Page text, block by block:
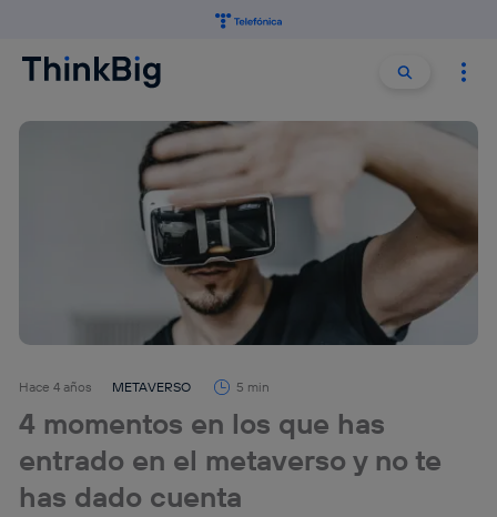
Buscar
Hace 4 años METAVERSO 5 min
4 momentos en los que has
entrado en el metaverso y no te
has dado cuenta